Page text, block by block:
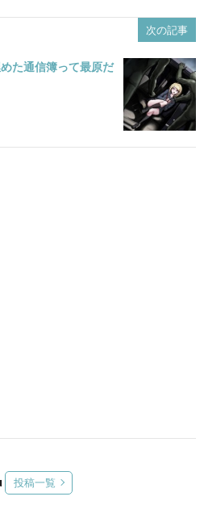
次の記事
た通信簿って最原だ
投稿一覧